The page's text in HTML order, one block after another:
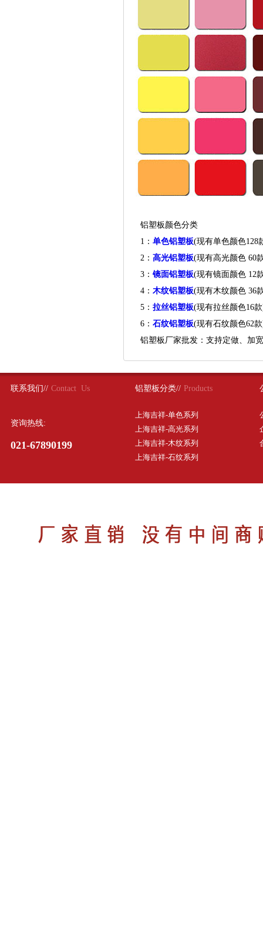
铝塑板颜色分类
1： 单色铝塑板(现有单色颜色
2： 高光铝塑板(现有高光颜色
3： 镜面铝塑板(现有镜面颜色
4： 木纹铝塑板(现有木纹颜色
5： 拉丝铝塑板(现有拉丝颜色
6： 石纹铝塑板(现有石纹颜色
铝塑板厂家批发：支持定做、加
联系我们// Contact Us
资询热线:
021-67890199
铝塑板分类// Products
上海吉祥-单色系列
上海吉祥-高光系列
上海吉祥-木纹系列
上海吉祥-石纹系列